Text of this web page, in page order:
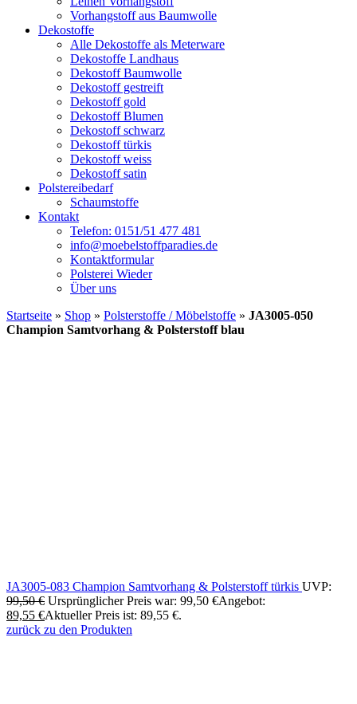
Vorhangstoff aus Baumwolle
Dekostoffe
Alle Dekostoffe als Meterware
Dekostoffe Landhaus
Dekostoff Baumwolle
Dekostoff gestreift
Dekostoff gold
Dekostoff Blumen
Dekostoff schwarz
Dekostoff türkis
Dekostoff weiss
Dekostoff satin
Polstereibedarf
Schaumstoffe
Kontakt
Telefon: 0151/51 477 481
info@moebelstoffparadies.de
Kontaktformular
Polsterei Wieder
Über uns
Startseite » Shop » Polsterstoffe / Möbelstoffe » JA3005-050
Champion Samtvorhang & Polsterstoff blau
JA3005-083 Champion Samtvorhang & Polsterstoff türkis UVP:
99,50€ Ursprünglicher Preis war: 99,50 €Angebot:
89,55 €Aktueller Preis ist: 89,55 €.
zurück zu den Produkten